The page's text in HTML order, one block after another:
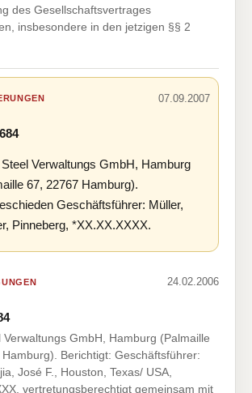
des Gesellschaftsvertrages
insbesondere in den jetzigen §§ 2
07.09.2007
Verwaltungs GmbH, Hamburg
67, 22767 Hamburg).
Geschäftsführer: Müller,
Pinneberg, *XX.XX.XXXX.
24.02.2006
Verwaltungs GmbH, Hamburg (Palmaille
Berichtigt: Geschäftsführer:
José F., Houston, Texas/ USA,
vertretungsberechtigt gemeinsam mit